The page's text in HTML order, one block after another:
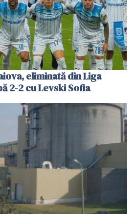
eliminată din Liga
2-2 cu Levski Sofia